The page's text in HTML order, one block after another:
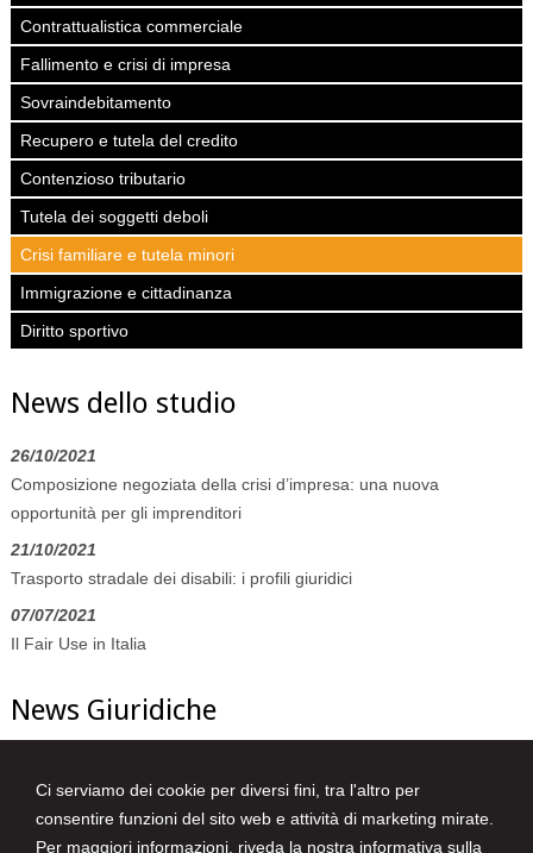
Ci serviamo dei cookie per diversi fini, tra l'altro per
consentire funzioni del sito web e attività di marketing mirate.
Per maggiori informazioni, riveda la nostra informativa sulla
Contrattualistica commerciale
Fallimento e crisi di impresa
Sovraindebitamento
Recupero e tutela del credito
Contenzioso tributario
Tutela dei soggetti deboli
Crisi familiare e tutela minori
Immigrazione e cittadinanza
Diritto sportivo
News dello studio
26/10/2021
Composizione negoziata della crisi d’impresa: una nuova
opportunità per gli imprenditori
21/10/2021
Trasporto stradale dei disabili: i profili giuridici
07/07/2021
Il Fair Use in Italia
News Giuridiche
L'AI che hai spento non è sparita
08/08/2026